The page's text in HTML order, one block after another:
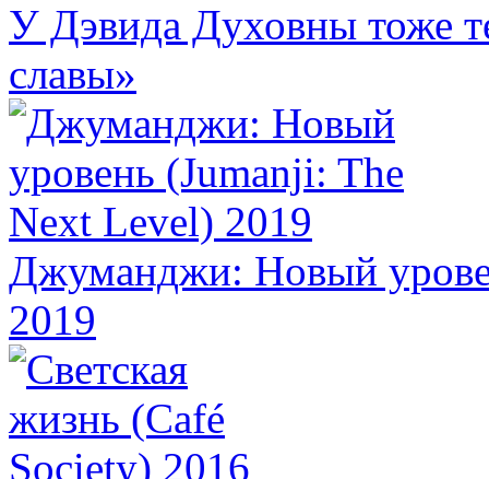
У Дэвида Духовны тоже
славы»
Джуманджи: Новый
2019